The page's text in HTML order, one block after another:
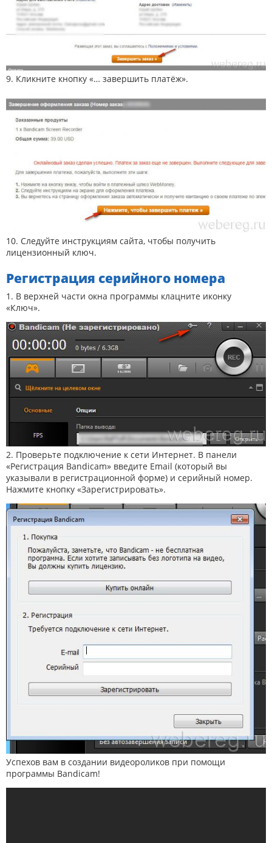
9. Кликните кнопку «… завершить платёж».
10. Следуйте инструкциям сайта, чтобы получить
лицензионный ключ.
Регистрация серийного номера
1. В верхней части окна программы клацните иконку
«Ключ».
2. Проверьте подключение к сети Интернет. В панели
«Регистрация Bandicam» введите Email (который вы
указывали в регистрационной форме) и серийный номер.
Нажмите кнопку «Зарегистрировать».
Успехов вам в создании видеороликов при помощи
программы Bandicam!